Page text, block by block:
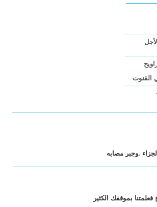
القنوت
.وجبر مصابه
بموقفك الكثير